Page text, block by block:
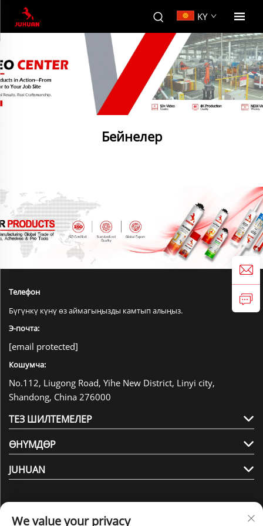
KY
Бейнелер
Телефон
Бүгүнкү күнү өз аймагыңызды камтып алыңыз.
Э-почта:
[email protected]
Кошумча:
No.112, Liugong Road, Yihe New District, Linyi city,
Shandong, China 276000
ТЕЗ ШИЛТЕМЕЛЕР
ӨНҮМДӨР
JUHUAN
We value your privacy